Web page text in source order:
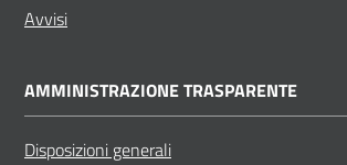
Avvisi
AMMINISTRAZIONE TRASPARENTE
Disposizioni generali